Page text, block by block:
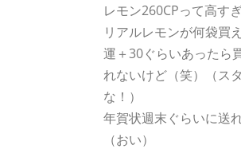
レモン260CPって高す
リアルレモンが何袋買
運＋30ぐらいあったら
れないけど（笑）（ス
な！）
年賀状週末ぐらいに送
（おい）